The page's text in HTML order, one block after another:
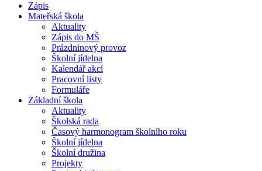
Zápis
Mateřská škola
Aktuality
Zápis do MŠ
Prázdninový provoz
Školní jídelna
Kalendář akcí
Pracovní listy
Formuláře
Základní škola
Aktuality
Školská rada
Časový harmonogram školního roku
Školní jídelna
Školní družina
Projekty